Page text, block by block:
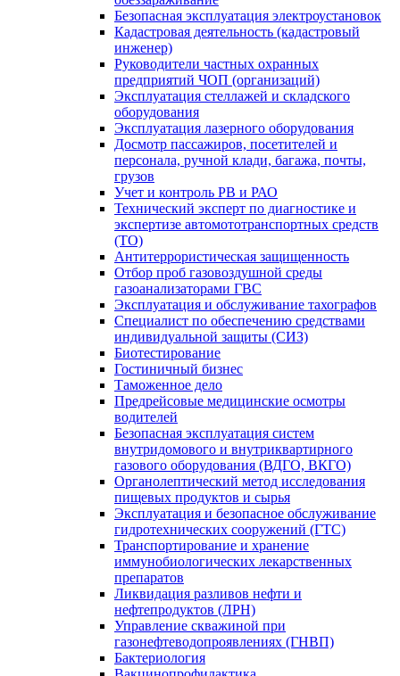
Безопасная эксплуатация электроустановок
Кадастровая деятельность (кадастровый
инженер)
Руководители частных охранных
предприятий ЧОП (организаций)
Эксплуатация стеллажей и складского
оборудования
Эксплуатация лазерного оборудования
Досмотр пассажиров, посетителей и
персонала, ручной клади, багажа, почты,
грузов
Учет и контроль РВ и РАО
Технический эксперт по диагностике и
экспертизе автомототранспортных средств
(ТО)
Антитеррористическая защищенность
Отбор проб газовоздушной среды
газоанализаторами ГВС
Эксплуатация и обслуживание тахографов
Специалист по обеспечению средствами
индивидуальной защиты (СИЗ)
Биотестирование
Гостиничный бизнес
Таможенное дело
Предрейсовые медицинские осмотры
водителей
Безопасная эксплуатация систем
внутридомового и внутриквартирного
газового оборудования (ВДГО, ВКГО)
Органолептический метод исследования
пищевых продуктов и сырья
Эксплуатация и безопасное обслуживание
гидротехнических сооружений (ГТС)
Транспортирование и хранение
иммунобиологических лекарственных
препаратов
Ликвидация разливов нефти и
нефтепродуктов (ЛРН)
Управление скважиной при
газонефтеводопроявлениях (ГНВП)
Бактериология